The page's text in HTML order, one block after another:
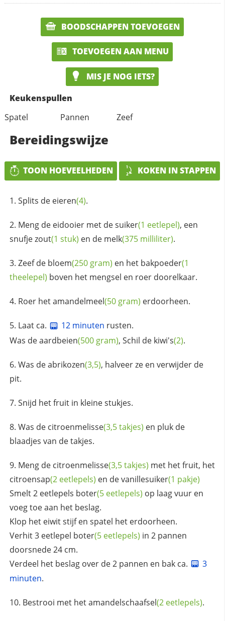
BOODSCHAPPEN TOEVOEGEN
TOEVOEGEN AAN MENU
MIS JE NOG IETS?
Keukenspullen
Spatel
Pannen Zeef
Bereidingswijze
TOON HOEVEELHEDEN KOKEN IN STAPPEN
Splits de eieren(4).
Meng de eidooier met desuiker(1 eetlepel), een
snufjezout(1 stuk) en de melk(375 milliliter).
Zeef de bloem(250 gram) en het bakpoeder(1
theelepel) boven het mengsel en roer doorelkaar.
Roer hetamandelmeel(50 gram) erdoorheen.
Laat ca. 12 minuten rusten.
Was deaardbeien(500 gram), Schil de kiwi's(2).
Was deabrikozen(3,5), halveer ze en verwijder de
pit.
Snijd het fruit in kleine stukjes.
Was de citroenmelisse(3,5 takjes) en pluk de
blaadjes van de takjes.
Meng de citroenmelisse(3,5 takjes) met het fruit, het
citroensap(2 eetlepels) en devanillesuiker(1 pakje)
Smelt 2 eetlepels boter(5 eetlepels) op laag vuur en
voeg toe aan het beslag.
Klop het eiwit stijf en spatel het erdoorheen.
Verhit 3 eetlepel boter(5 eetlepels) in 2 pannen
doorsnede 24 cm.
Verdeel het beslag over de 2 pannen en bak ca.
3
minuten.
Bestrooi met hetamandelschaafsel(2 eetlepels).